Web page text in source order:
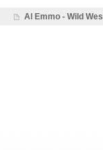
Al Emmo - Wild